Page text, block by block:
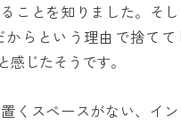
ことを知りました。そ
からという理由で捨てて
感じたそうです。
置くスペースがない、イ